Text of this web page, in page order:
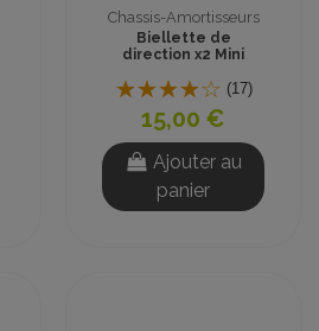
Chassis-Amortisseurs
Biellette de
direction x2 Mini
(x2)
(17)
15,00 €
Ajouter au
panier